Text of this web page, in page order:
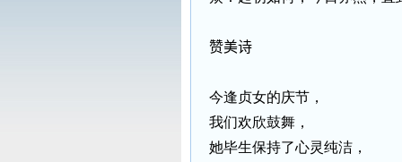
赞美诗
今逢贞女的庆节，
我们欢欣鼓舞，
她毕生保持了心灵纯洁，